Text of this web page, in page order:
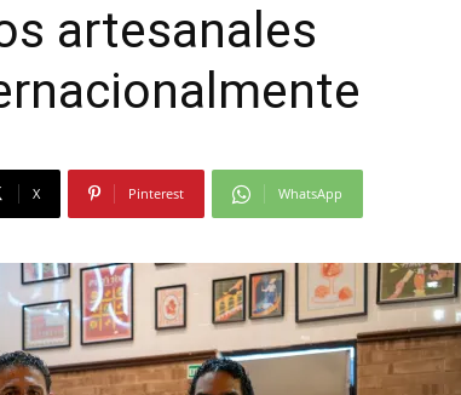
artesanales
X Pinterest WhatsApp